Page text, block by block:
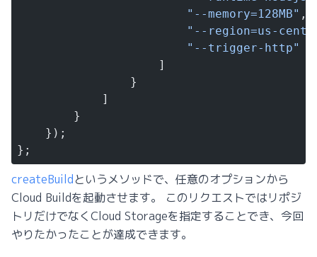
                        "--memory=128MB"
,
"--region=us-
                        "--trigger-http"
                    ]
                }
            ]
        }
    });
};
createBuildというメソッドで、任意のオプションから
Cloud Buildを起動させます。 このリクエストではリポジ
トリだけでなくCloud Storageを指定することでき、今回
やりたかったことが達成できます。